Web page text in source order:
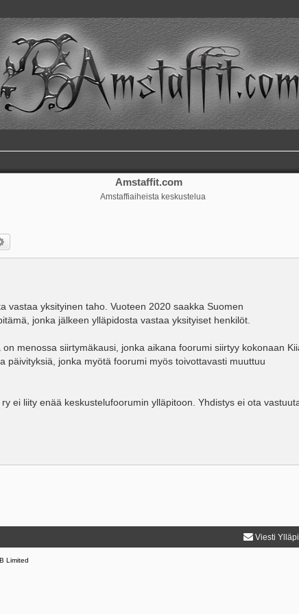
Amstaffit.com
Amstaffiaiheista keskustelua
vastaa yksityinen taho. Vuoteen 2020 saakka Suomen
jonka jälkeen ylläpidosta vastaa yksityiset henkilöt.
menossa siirtymäkausi, jonka aikana foorumi siirtyy kokonaan
päivityksiä, jonka myötä foorumi myös toivottavasti muuttuu
ei liity enää keskustelufoorumin ylläpitoon. Yhdistys ei ota
Viesti
Limited